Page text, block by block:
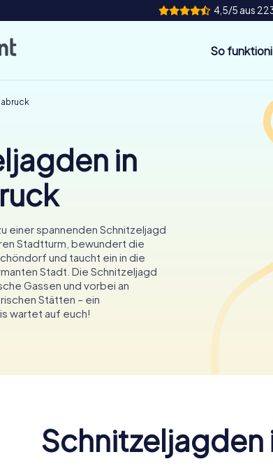
4,5/5 aus
So
in
einer spannenden Schnitzeljagd
Stadtturm, bewundert die
und taucht ein in die
Stadt. Die Schnitzeljagd
Gassen und vorbei an
Stätten – ein
wartet auf euch!
Schnitzeljagden